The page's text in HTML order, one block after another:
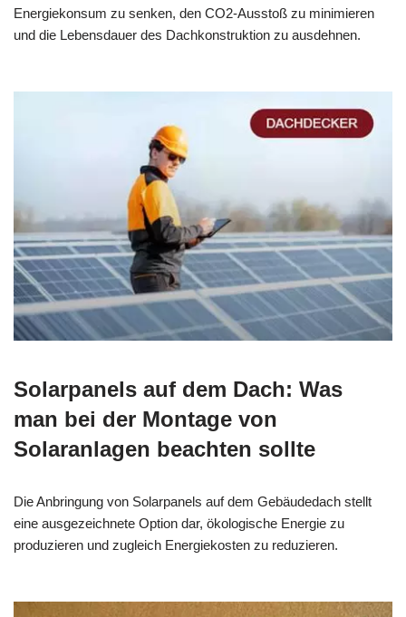
Energiekonsum zu senken, den CO2-Ausstoß zu minimieren
und die Lebensdauer des Dachkonstruktion zu ausdehnen.
Solarpanels auf dem Dach: Was
man bei der Montage von
Solaranlagen beachten sollte
Die Anbringung von Solarpanels auf dem Gebäudedach stellt
eine ausgezeichnete Option dar, ökologische Energie zu
produzieren und zugleich Energiekosten zu reduzieren.